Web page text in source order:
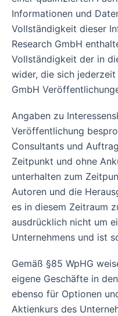
Informationen und
Vollständigkeit dieser
Research GmbH
Vollständigkeit der in
wider, die sich
GmbH
Angaben zu
Veröffentlichung
Consultants und
Zeitpunkt und ohne
unterhalten zum
Autoren und die
es in diesem Zeitraum
ausdrücklich nicht um
Unternehmens und ist
Gemäß §85 WpHG
eigene Geschäfte in
ebenso für Optionen
Aktienkurs des